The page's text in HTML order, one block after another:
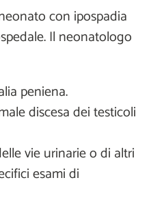
con ipospadia
Il neonatologo
peniena.
discesa dei testicoli
vie urinarie o di altri
esami di